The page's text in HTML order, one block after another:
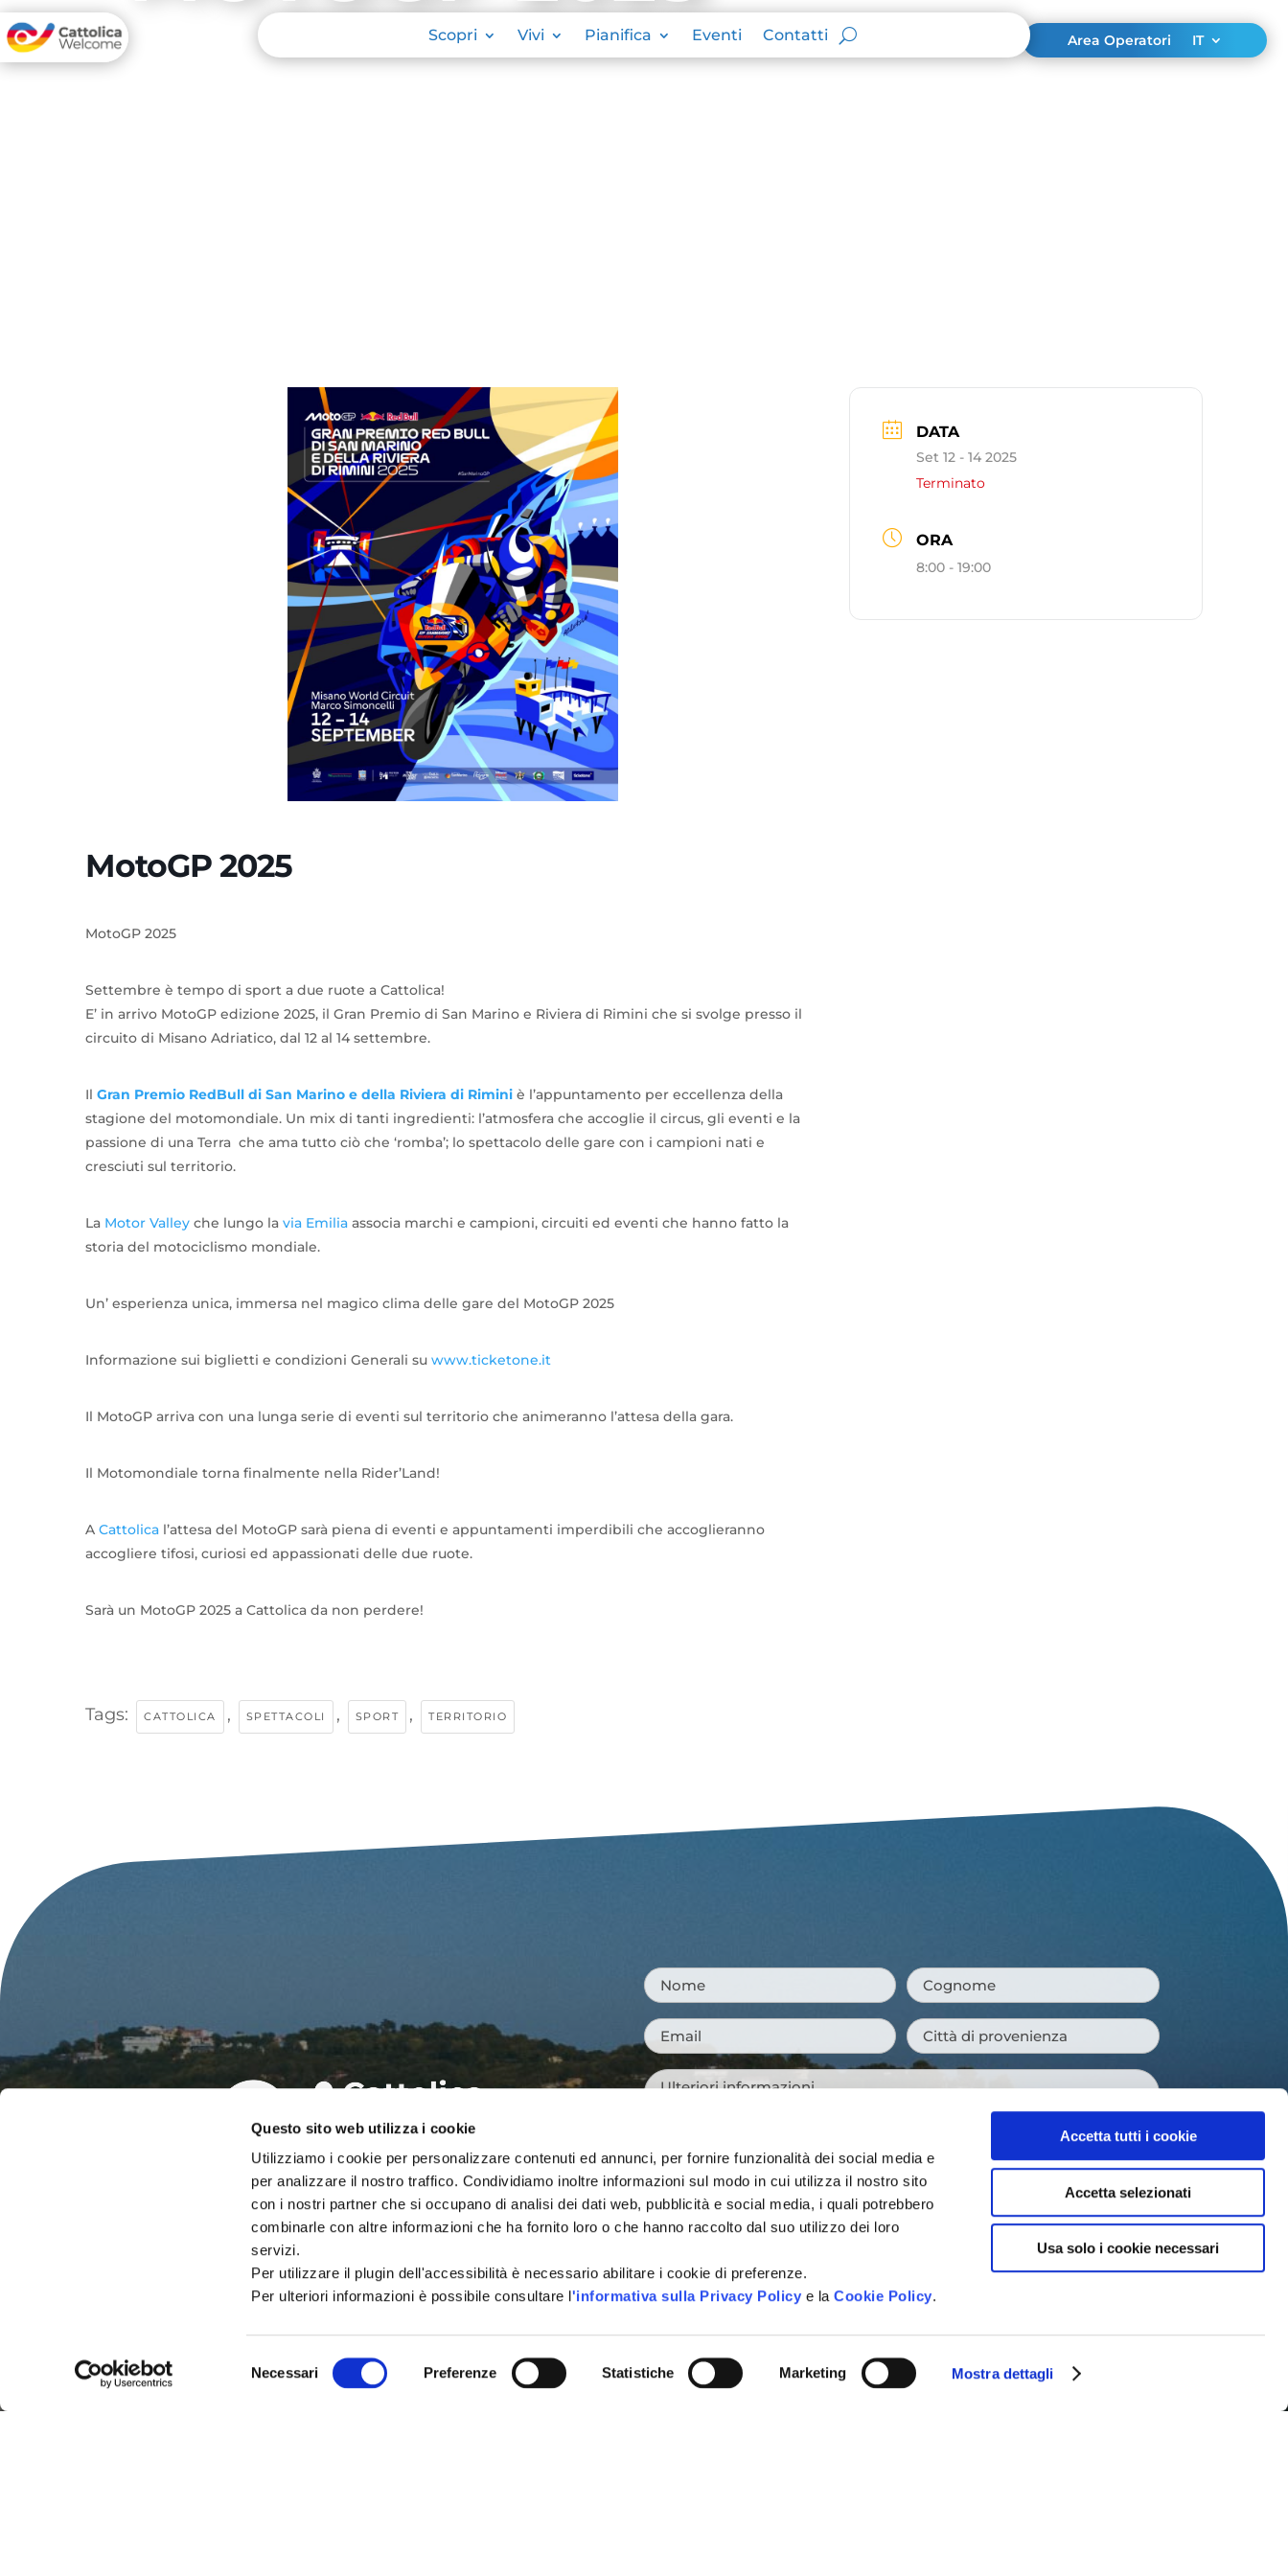
Questo sito web utilizza i cookie
Utilizziamo i cookie per personalizzare contenuti ed annunci, per fornire funzionalità dei social media e
per analizzare il nostro traffico. Condividiamo inoltre informazioni sul modo in cui utilizza il nostro sito
con i nostri partner che si occupano di analisi dei dati web, pubblicità e social media, i quali potrebbero
combinarle con altre informazioni che ha fornito loro o che hanno raccolto dal suo utilizzo dei loro
servizi.
Per utilizzare il plugin dell'accessibilità è necessario abilitare i cookie di preferenze.
Per ulteriori informazioni è possibile consultare l'informativa sulla Privacy Policy e laCookie Policy.
del
Necessari Preferenze Statistiche Marketing Mostra dettagli
Accetta tutti i cookie
Accetta selezionati
Usa solo i cookie necessari
Scopri Vivi Pianifica Eventi Contatti Area Operatori IT
MotoGP 2025
MotoGP 2025
Settembre è tempo di sport a due ruote a Cattolica!
E’ in arrivo MotoGP edizione 2025, il Gran Premio di San Marino e Riviera di Rimini che si svolge presso il
circuito di Misano Adriatico, dal 12 al 14 settembre.
Il Gran Premio RedBull di San Marino e della Riviera di Rimini è l’appuntamento per eccellenza della
stagione del motomondiale. Un mix di tanti ingredienti: l’atmosfera che accoglie il circus, gli eventi e la
passione di una Terra che ama tutto ciò che ‘romba’; lo spettacolo delle gare con i campioni nati e
cresciuti sul territorio.
La Motor Valley che lungo la via Emilia associa marchi e campioni, circuiti ed eventi che hanno fatto la
storia del motociclismo mondiale.
Un’ esperienza unica, immersa nel magico clima delle gare del MotoGP 2025
Informazione sui biglietti e condizioni Generali su www.ticketone.it
Il MotoGP arriva con una lunga serie di eventi sul territorio che animeranno l’attesa della gara.
Il Motomondiale torna finalmente nella Rider’Land!
A Cattolica l’attesa del MotoGP sarà piena di eventi e appuntamenti imperdibili che accoglieranno
accogliere tifosi, curiosi ed appassionati delle due ruote.
Sarà un MotoGP 2025 a Cattolica da non perdere!
Tags: CATTOLICA , SPETTACOLI , SPORT , TERRITORIO
DATA
Set 12 - 14 2025
Terminato
ORA
8:00 - 19:00
IAT – UFFICIO INFORMAZIONI TURISTICHE
DEL COMUNE DI CATTOLICA
PALAZZO DEL TURISMO
Via Mancini, 24 – Cattolica (RN)
Tel: 0541.966697 / 0541.966621
iat@cattolica.net
Nome* Cognome *
Email*
Città
di
Messaggio*
Tutti i campi sono obbligatori.
Consenso
newsletter
Si, voglio iscrivermi alla newsletter e ricevere le novità della
città, idee per i weekend, eventi imperdibili e suggerimenti per
vivere Cattolica in ogni stagione.
Acconsento al trattamento dei dati personali così come
definito all'interno dellePrivacy Policy*
CAPTCHA